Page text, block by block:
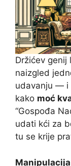
Držićev genij
naizgled
udavanju — i
kako moć
“Gospođa
udati kći za
tu se krije